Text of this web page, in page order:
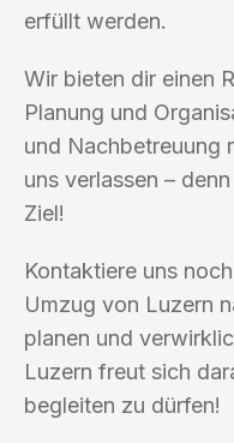
erfüllt werden.
Wir bieten dir einen
Planung und
und Nachbetreuung
uns verlassen –
Ziel!
Kontaktiere uns
Umzug von Luzern
planen und
Luzern freut sich
begleiten zu dürfen!